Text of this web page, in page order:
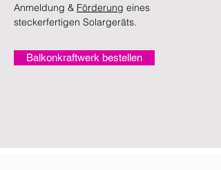
Anmeldung & Förderung eines
steckerfertigen Solargeräts.
Balkonkraftwerk bestellen